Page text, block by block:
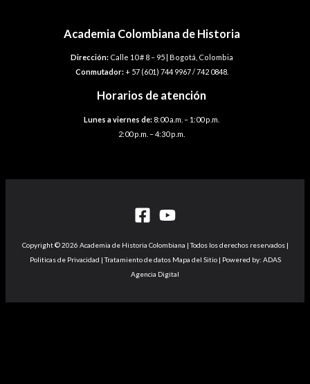
Academia Colombiana de Historia
Dirección:Calle 10 # 8 – 95 | Bogotá, Colombia
Conmutador:+ 57 (601) 744 9967 / 742 0848.
Horarios de atención
Lunes a viernes de: 8:00 a.m. – 1:00 p.m.
2:00 p.m. – 4:30 p.m.
Copyright © 2026 Academia de Historia Colombiana | Todos los derechos reservados |
Politicas de Privacidad | Tratamiento de datos Mapa del Sitio | Powered by: ADAS
Agencia Digital